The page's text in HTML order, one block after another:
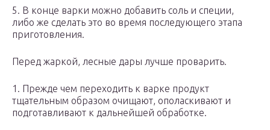
5. В конце варки можно добавить соль и специи,
либо же сделать это во время последующего этапа
приготовления.
Перед жаркой, лесные дары лучше проварить.
1. Прежде чем переходить к варке продукт
тщательным образом очищают, ополаскивают и
подготавливают к дальнейшей обработке.